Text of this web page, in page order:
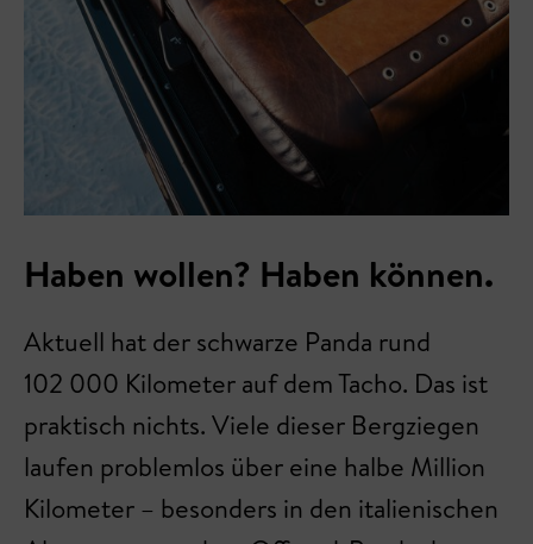
Haben wollen? Haben können.
Aktuell hat der schwarze Panda rund
102 000 Kilometer auf dem Tacho. Das ist
praktisch nichts. Viele dieser Bergziegen
laufen problemlos über eine halbe Million
Kilometer – besonders in den italienischen